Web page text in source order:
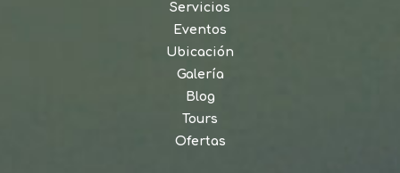
Servicios
Eventos
Ubicación
Galería
Blog
Tours
Ofertas